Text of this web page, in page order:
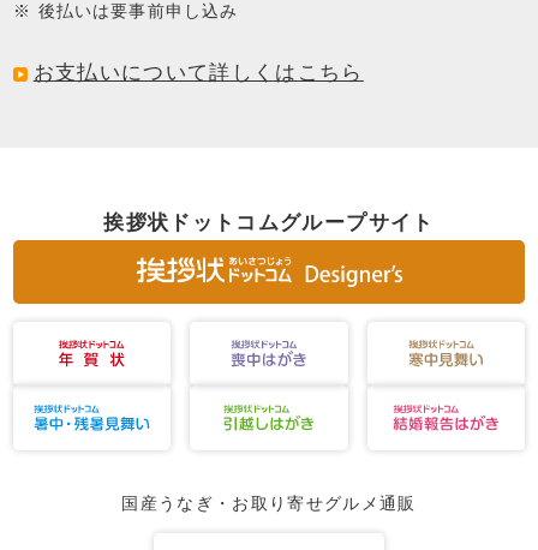
後払いは要事前申し込み
お支払いについて詳しくはこちら
挨拶状ドットコムグループサイト
国産うなぎ・お取り寄せグルメ通販